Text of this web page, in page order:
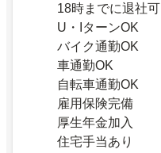
18時までに退社可
U・IターンOK
バイク通勤OK
車通勤OK
自転車通勤OK
雇用保険完備
厚生年金加入
住宅手当あり